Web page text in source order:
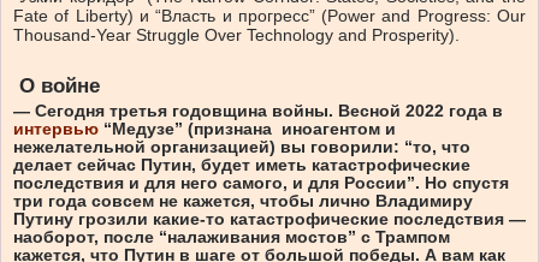
Fate of Liberty) и “Власть и прогресс” (Power and Progress: Our
Thousand-Year Struggle Over Technology and Prosperity).
О войне
— Сегодня третья годовщина войны. Весной 2022 года в
интервью “Медузе” (признана иноагентом и
нежелательной организацией) вы говорили: “то, что
делает сейчас Путин, будет иметь катастрофические
последствия и для него самого, и для России”. Но спустя
три года совсем не кажется, чтобы лично Владимиру
Путину грозили какие-то катастрофические последствия —
наоборот, после “налаживания мостов” с Трампом
кажется, что Путин в шаге от большой победы. А вам как